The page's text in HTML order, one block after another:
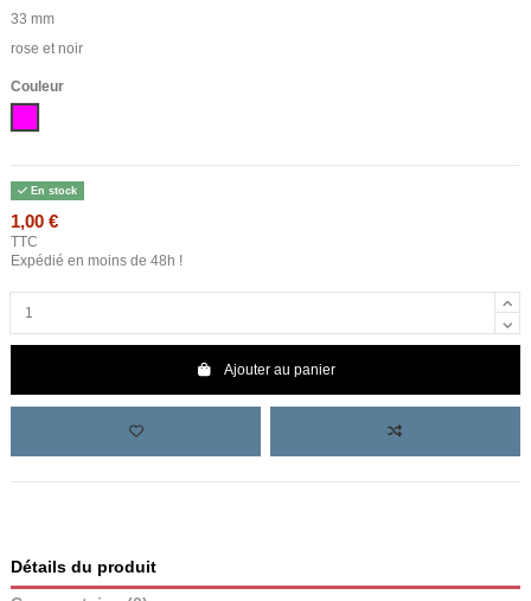
33 mm
rose et noir
Couleur
En stock
1,00 €
TTC
Expédié en moins de 48h !
Ajouter au panier
Détails du produit